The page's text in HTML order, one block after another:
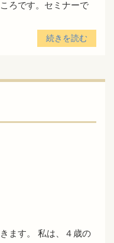
ろです。セミナーで
続きを読む
ます。 私は、４歳の